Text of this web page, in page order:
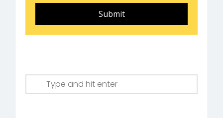
Submit